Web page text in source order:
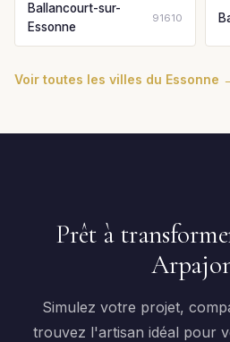
Ballancourt-sur-
Essonne
91610
Voir toutes les villes du Essonne
Prêt à
Simulez votre projet,
trouvez l'artisan idéal pour